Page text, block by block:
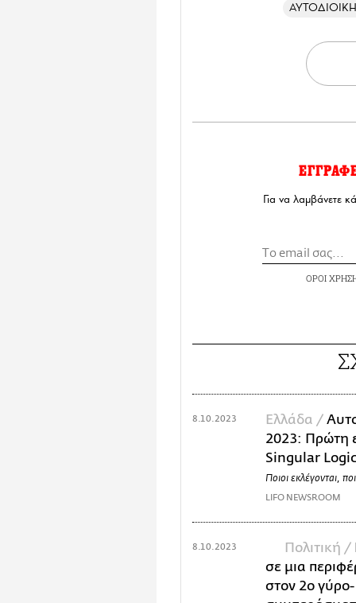
Για να λαμβάνετε
ΟΡΟΙ
Ελλάδα /
2023: Πρώτη
Singular
Ποιοι εκλέγονται,
LIFO NEWSROOM
8.10.2023
Πολιτική /
σε μια
στον 2ο
8.10.2023